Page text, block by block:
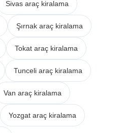
Sivas araç kiralama
Şırnak araç kiralama
Tokat araç kiralama
Tunceli araç kiralama
Van araç kiralama
Yozgat araç kiralama